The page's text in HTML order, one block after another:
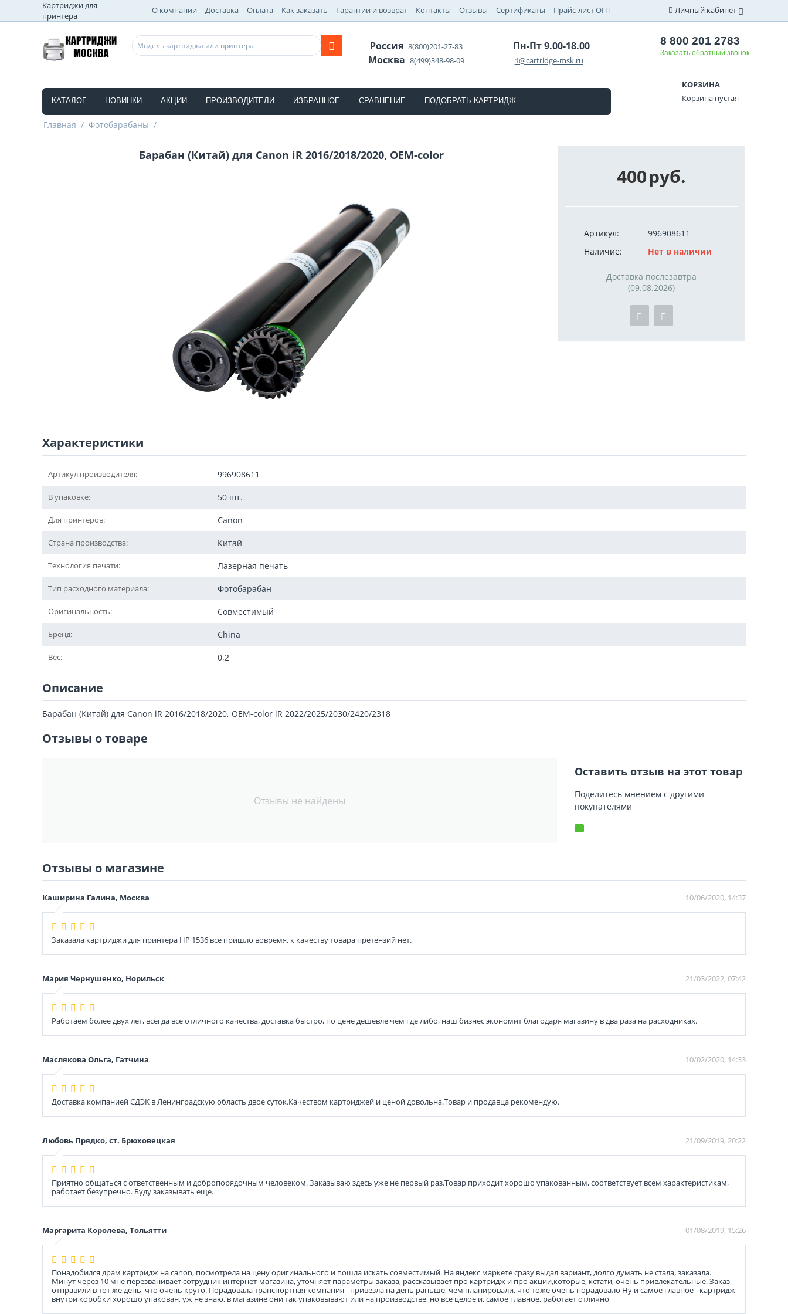
Картриджи для
принтера
О компании Доставка Оплата Как заказать Гарантии и возврат Контакты Отзывы Сертификаты Прайс-лист ОПТ Личный кабинет
Россия8(800)201-27-83
Москва8(499)348-98-09
Пн-Пт 9.00-18.00
1@cartridge-msk.ru
8 800 201 2783
Заказать обратный звонок
КАТАЛОГ НОВИНКИ АКЦИИ ПРОИЗВОДИТЕЛИ ИЗБРАННОЕ СРАВНЕНИЕ ПОДОБРАТЬ КАРТРИДЖ
КОРЗИНА
Корзина пустая
Главная / Фотобарабаны /
Барабан (Китай) для Canon iR 2016/2018/2020, OEM-color
400руб.
Артикул:
996908611
Наличие:
Нет в наличии
Доставка послезавтра
(09.08.2026)
Характеристики
Артикул производителя: 996908611
В упаковке: 50 шт.
Для принтеров: Canon
Страна производства: Китай
Технология печати: Лазерная печать
Тип расходного материала: Фотобарабан
Оригинальность: Совместимый
Бренд: China
Вес: 0,2
Описание
Барабан (Китай) для Canon iR 2016/2018/2020, OEM-color iR 2022/2025/2030/2420/2318
Отзывы о товаре
Отзывы не найдены
Оставить отзыв на этот товар
Поделитесь мнением с другими
покупателями
Отзывы о магазине
Каширина Галина, Москва 10/06/2020, 14:37
Заказала картриджи для принтера HP 1536 все пришло вовремя, к качеству товара претензий нет.
Мария Чернушенко, Норильск 21/03/2022, 07:42
Работаем более двух лет, всегда все отличного качества, доставка быстро, по цене дешевле чем где либо, наш бизнес экономит благодаря магазину в два раза на расходниках.
Маслякова Ольга, Гатчина 10/02/2020, 14:33
Доставка компанией СДЭК в Ленинградскую область двое суток.Качеством картриджей и ценой довольна.Товар и продавца рекомендую.
Любовь Прядко, ст. Брюховецкая 21/09/2019, 20:22
Приятно общаться с ответственным и добропорядочным человеком. Заказываю здесь уже не первый раз.Товар приходит хорошо упакованным, соответствует всем характеристикам,
работает безупречно. Буду заказывать еще.
Маргарита Королева, Тольятти 01/08/2019, 15:26
Понадобился драм картридж на canon, посмотрела на цену оригинального и пошла искать совместимый. На яндекс маркете сразу выдал вариант, долго думать не стала, заказала.
Минут через 10 мне перезванивает сотрудник интернет-магазина, уточняет параметры заказа, рассказывает про картридж и про акции,которые, кстати, очень привлекательные. Заказ
отправили в тот же день, что очень круто. Порадовала транспортная компания - привезла на день раньше, чем планировали, что тоже очень порадовало Ну и самое главное - картридж
внутри коробки хорошо упакован, уж не знаю, в магазине они так упаковывают или на производстве, но все целое и, самое главное, работает отлично